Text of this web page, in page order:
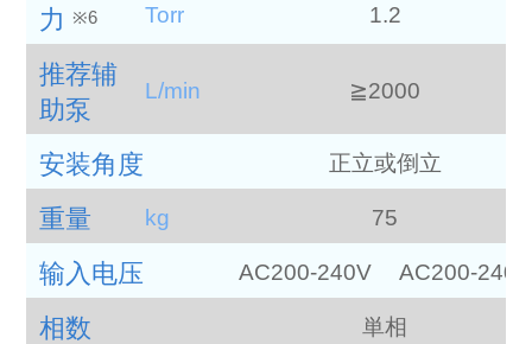
力 ※6 Torr 1.2
推荐辅
助泵
L/min ≧2000
安装角度 正立或倒立
重量 kg 75
输入电压 AC200-240V AC200-240V
相数 単相